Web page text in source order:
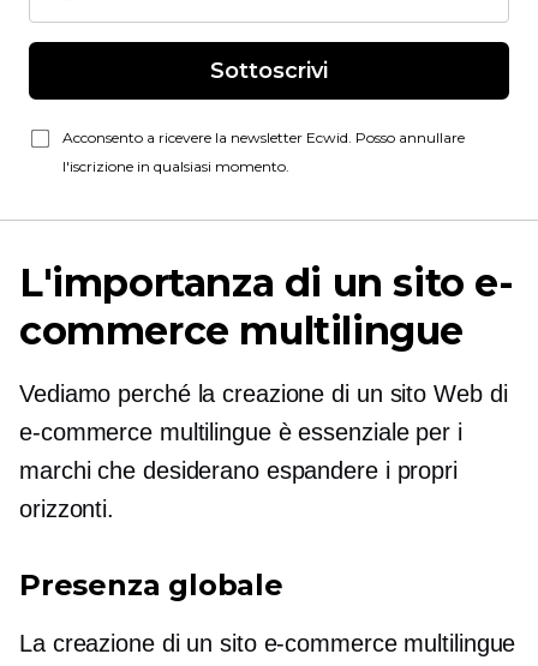
Sottoscrivi
Acconsento a ricevere la newsletter Ecwid. Posso annullare
l'iscrizione in qualsiasi momento.
L'importanza di un sito e-
commerce multilingue
Vediamo perché la creazione di un sito Web di
e-commerce multilingue è essenziale per i
marchi che desiderano espandere i propri
orizzonti.
Presenza globale
La creazione di un sito e-commerce multilingue